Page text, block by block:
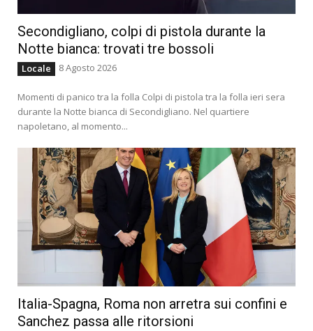
Secondigliano, colpi di pistola durante la
Notte bianca: trovati tre bossoli
Locale 8 Agosto 2026
Momenti di panico tra la folla Colpi di pistola tra la folla ieri sera
durante la Notte bianca di Secondigliano. Nel quartiere
napoletano, al momento...
Italia-Spagna, Roma non arretra sui confini e
Sanchez passa alle ritorsioni